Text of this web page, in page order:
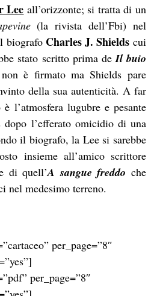
Lee all’orizzonte; si tratta di un
(la rivista dell’Fbi) nel
biografo Charles J. Shields cui
stato scritto prima de Il buio
è firmato ma Shields pare
della sua autenticità. A far
l’atmosfera lugubre e pesante
dopo l’efferato omicidio di una
il biografo, la Lee si sarebbe
insieme all’amico scrittore
di quell’A sangue freddo che
nel medesimo terreno.
per_page=”8″
per_page=”8″